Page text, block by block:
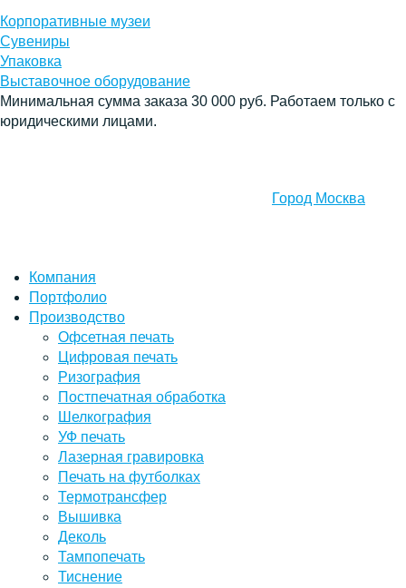
Корпоративные музеи
Сувениры
Упаковка
Выставочное оборудование
Минимальная сумма заказа 30 000 руб. Работаем только с
юридическими лицами.
Город Москва
Компания
Портфолио
Производство
Офсетная печать
Цифровая печать
Ризография
Постпечатная обработка
Шелкография
УФ печать
Лазерная гравировка
Печать на футболках
Термотрансфер
Вышивка
Деколь
Тампопечать
Тиснение